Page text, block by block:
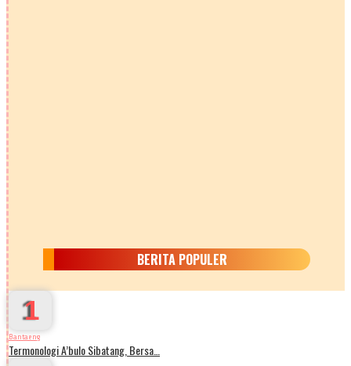
BERITA POPULER
1
Bantaeng
Termonologi A’bulo Sibatang, Bersa…